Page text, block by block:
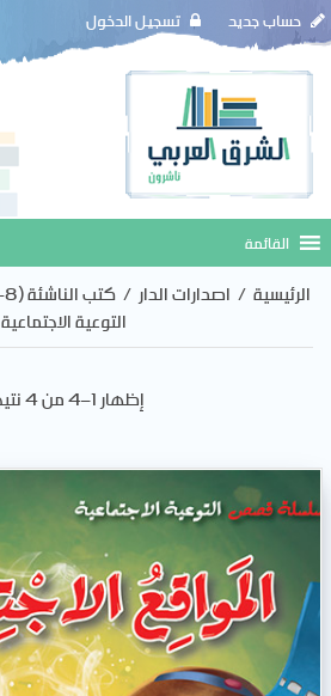
تسجيل الدخول حساب جديد
الرئيسية / اصدارات الدار / كتب الناشئة (8-12 سنة)
التوعية الاجتماعية
إظهار 1–4 من 4 نتيجة